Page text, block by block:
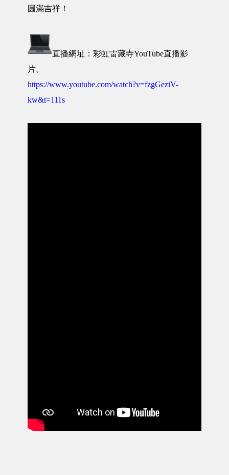
圓滿吉祥！
直播網址：彩虹雷藏寺YouTube直播影
片。
https://www.youtube.com/watch?v=fzgGeziV-
kw&t=111s